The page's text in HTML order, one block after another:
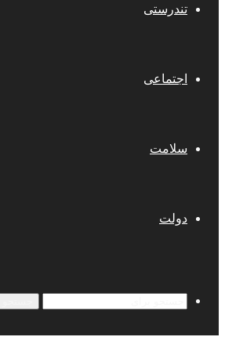
تندرستی
اجتماعی
سلامت
دولت